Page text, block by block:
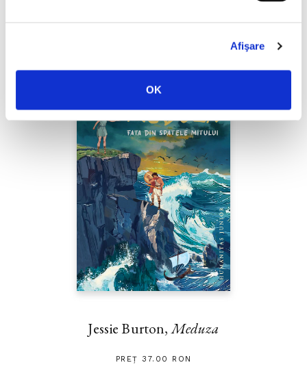
Afişare
OK
Jessie Burton,Meduza
PREȚ 37.00 RON